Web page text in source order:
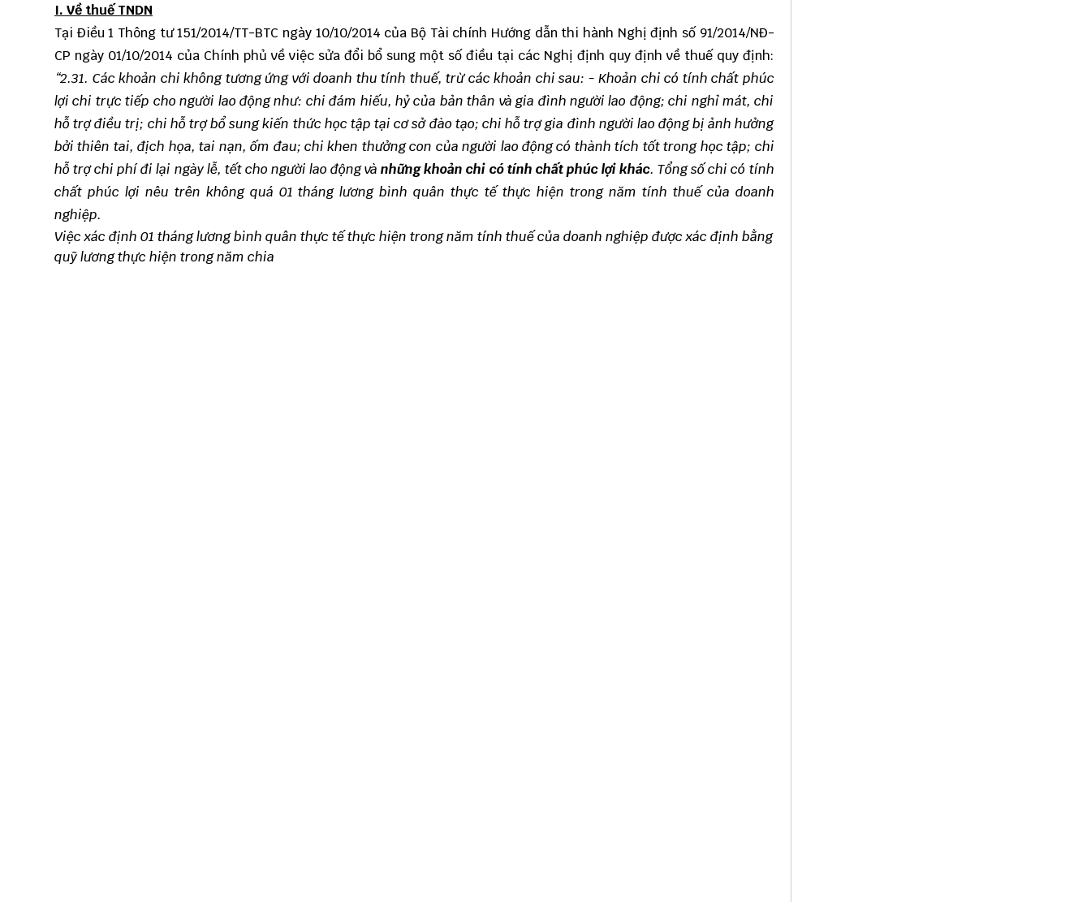
I. Về thuế TNDN
Tại Điều 1 Thông tư 151/2014/TT-BTC ngày 10/10/2014 của Bộ Tài chính Hướng dẫn thi hành Nghị định số 91/2014/NĐ-
CP ngày 01/10/2014 của Chính phủ về việc sửa đổi bổ sung một số điều tại các Nghị định quy định về thuế quy định:
“2.31. Các khoản chi không tương ứng với doanh thu tính thuế, trừ các khoản chi sau: - Khoản chi có tính chất phúc
lợi chi trực tiếp cho người lao động như: chi đám hiếu, hỷ của bản thân và gia đình người lao động; chi nghỉ mát, chi
hỗ trợ điều trị; chi hỗ trợ bổ sung kiến thức học tập tại cơ sở đào tạo; chi hỗ trợ gia đình người lao động bị ảnh hưởng
bởi thiên tai, địch họa, tai nạn, ốm đau; chi khen thưởng con của người lao động có thành tích tốt trong học tập; chi
hỗ trợ chi phí đi lại ngày lễ, tết cho người lao động vànhững khoản chi có tính chất phúc lợi khác. Tổng số chi có tính
chất phúc lợi nêu trên không quá 01 tháng lương bình quân thực tế thực hiện trong năm tính thuế của doanh
nghiệp.
Việc xác định 01 tháng lương bình quân thực tế thực hiện trong năm tính thuế của doanh nghiệp được xác định bằng
quỹ lương thực hiện trong năm chia